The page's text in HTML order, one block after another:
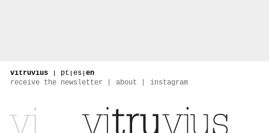
vitruvius | pt | es | en
receive the newsletter
about instagram